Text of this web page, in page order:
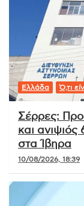
Ελλάδα Ό,τι
Σέρρες:
και
στα Ίβηρα
10/08/2026, 18:39